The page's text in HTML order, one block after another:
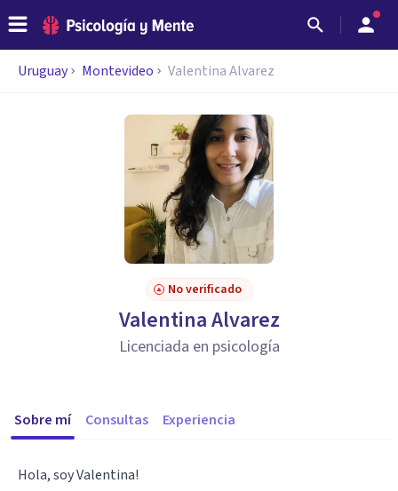
Uruguay Montevideo Valentina Alvarez
No verificado
Valentina Alvarez
Licenciada en psicología
Sobre mí Consultas Experiencia
Hola, soy Valentina!